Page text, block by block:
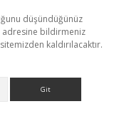
düşündüğünüz
adresine bildirmeniz
kaldırılacaktır.